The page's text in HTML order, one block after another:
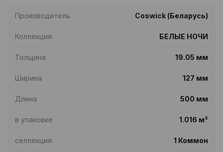
Производитель Coswick (Беларусь)
Коллекция БЕЛЫЕ НОЧИ
Толщина 19.05 мм
Ширина 127 мм
Длина 500 мм
в упаковке 1.016 м²
селлекция 1 Коммон